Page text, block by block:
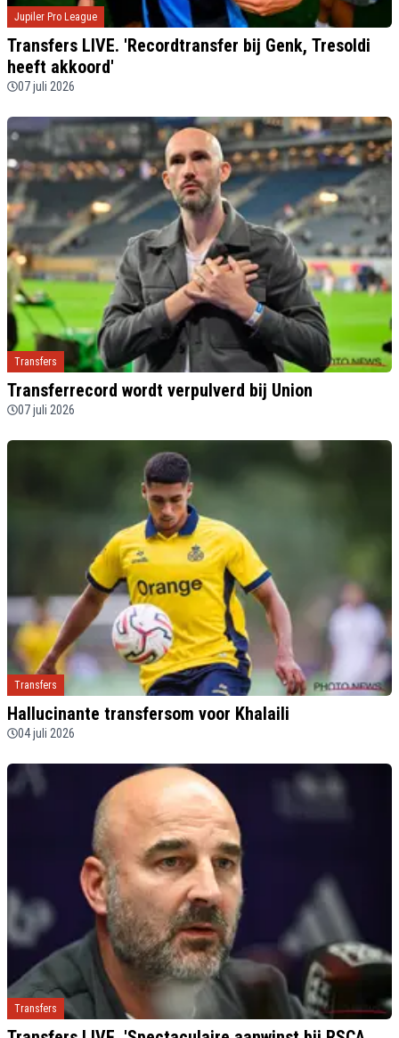
Jupiler Pro League
Transfers LIVE. 'Recordtransfer bij Genk, Tresoldi
heeft akkoord'
07 juli 2026
Transfers
Transferrecord wordt verpulverd bij Union
07 juli 2026
Transfers
Hallucinante transfersom voor Khalaili
04 juli 2026
Transfers